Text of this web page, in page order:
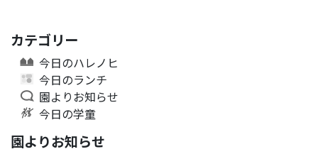
カテゴリー
今日のハレノヒ
今日のランチ
園よりお知らせ
今日の学童
園よりお知らせ